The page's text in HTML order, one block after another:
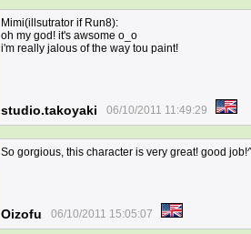
Mimi(illsutrator if Run8):
oh my god! it's awsome o_o
i'm really jalous of the way tou paint!
studio.takoyaki 06/10/2011 11:49:29
So gorgious, this character is very great! good
Oizofu 06/10/2011 15:05:07